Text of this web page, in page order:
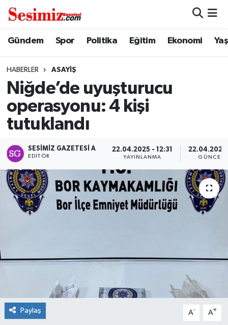
Gündem Spor Politika Eğitim Ekonomi
HABERLER ASAYIŞ
Niğde’de uyuşturucu
operasyonu: 4 kişi
tutuklandı
SESIMIZ GAZETESI A
EDITÖR
22.04.2025 - 12:31
YAYINLANMA
22.04.2025
Paylaş A- A+
Dünya
Ekonomi
Genel
Gündem
Magazin
Politika
Tokat Haberleri
Nöbetçi Eczaneler
Hava Durumu
Namaz Vakitleri
Trafik Durumu
Süper Lig Puan Durumu ve Fikstür
Tüm Manşetler
Son Dakika Haberleri